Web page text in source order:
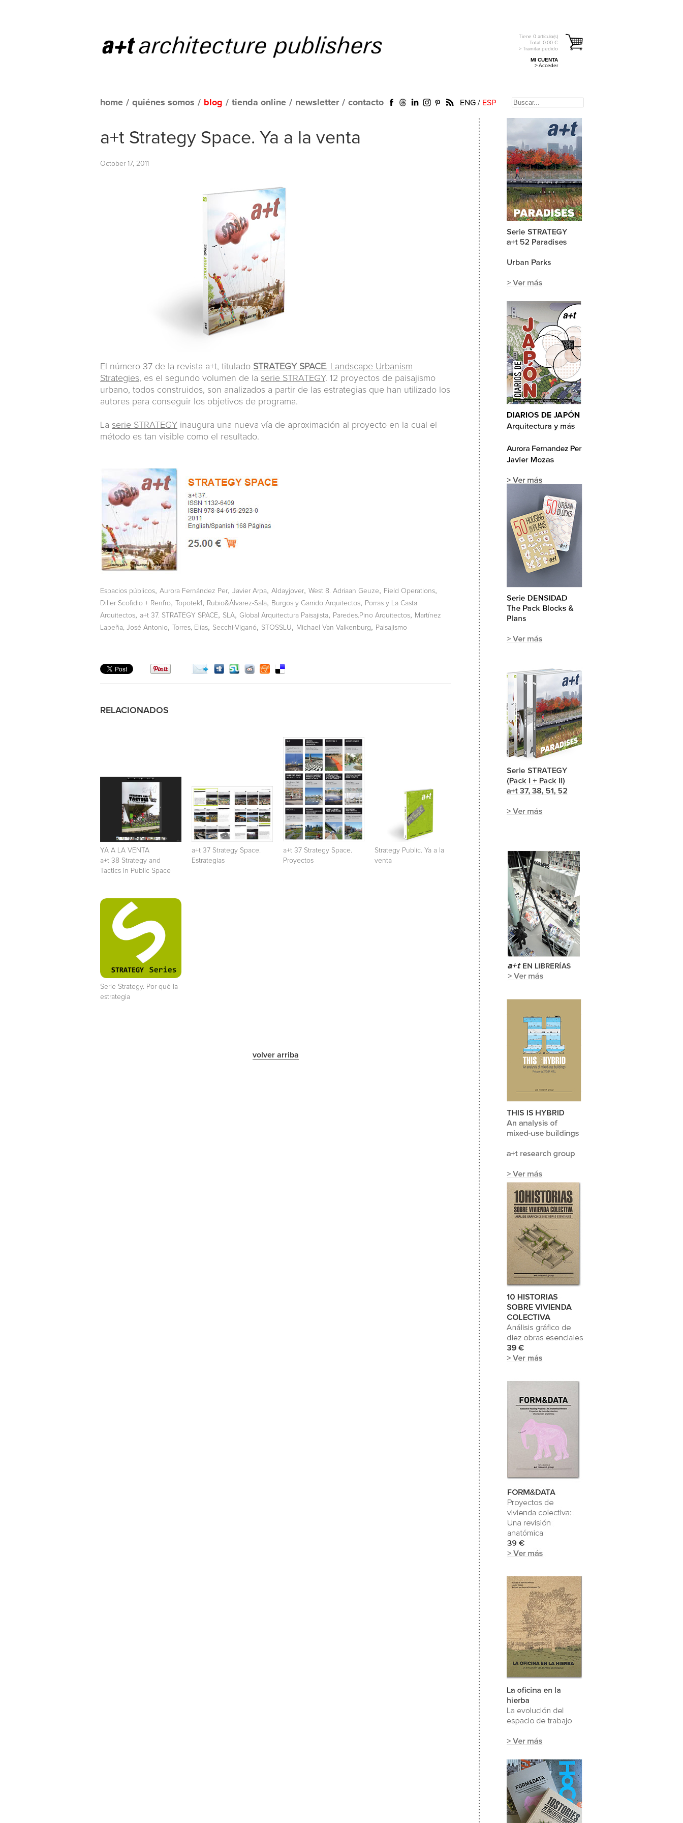
Tiene 0 artículo(s)
Total: 0.00 €
> Tramitar pedido
MI CUENTA
> Acceder
home / quiénes somos / blog / tienda online / newsletter / contacto ENG / ESP
a+t Strategy Space. Ya a la venta
October 17, 2011
El número 37 de la revista a+t, titulado STRATEGY SPACE. Landscape Urbanism
Strategies, es el segundo volumen de la serie STRATEGY. 12 proyectos de paisajismo
urbano, todos construidos, son analizados a partir de las estrategias que han utilizado los
autores para conseguir los objetivos de programa.
La serie STRATEGY inaugura una nueva vía de aproximación al proyecto en la cual el
método es tan visible como el resultado.
Espacios públicos, Aurora Fernández Per, Javier Arpa, Aldayjover, West 8. Adriaan Geuze, Field Operations,
Diller Scofidio + Renfro, Topotek1, Rubio&Álvarez-Sala, Burgos y Garrido Arquitectos, Porras y La Casta
Arquitectos, a+t 37. STRATEGY SPACE, SLA, Global Arquitectura Paisajista, Paredes.Pino Arquitectos, Martínez
Lapeña, José Antonio, Torres, Elías, Secchi-Viganó, STOSSLU, Michael Van Valkenburg, Paisajismo
RELACIONADOS
YA A LA VENTA
a+t 38 Strategy and
Tactics in Public Space
a+t 37 Strategy Space.
Estrategias
a+t 37 Strategy Space.
Proyectos
Strategy Public. Ya a la
venta
Serie Strategy. Por qué la
estrategia
volver arriba